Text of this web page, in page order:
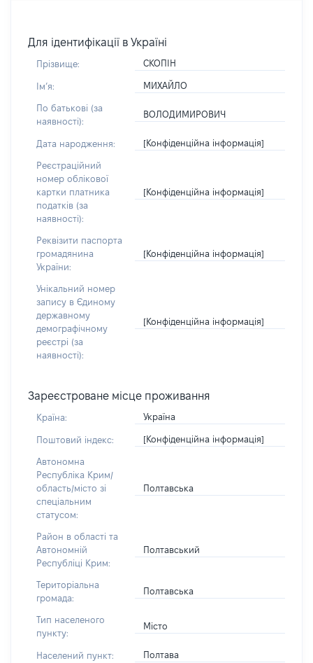
Для ідентифікації в Україні
Прізвище: СКОПІН
Імʼя: МИХАЙЛО
По батькові (за
наявності):
ВОЛОДИМИРОВИЧ
Дата народження: [Конфіденційна інформація]
Реєстраційний
номер облікової
картки платника
податків (за
наявності):
[Конфіденційна інформація]
Реквізити паспорта
громадянина
України:
[Конфіденційна інформація]
Унікальний номер
запису в Єдиному
державному
демографічному
реєстрі (за
наявності):
[Конфіденційна інформація]
Зареєстроване місце проживання
Країна: Україна
Поштовий індекс: [Конфіденційна інформація]
Автономна
Республіка Крим/
область/місто зі
спеціальним
статусом:
Полтавська
Район в області та
Автономній
Республіці Крим:
Полтавський
Територіальна
громада:
Полтавська
Тип населеного
пункту:
Місто
Населений пункт: Полтава